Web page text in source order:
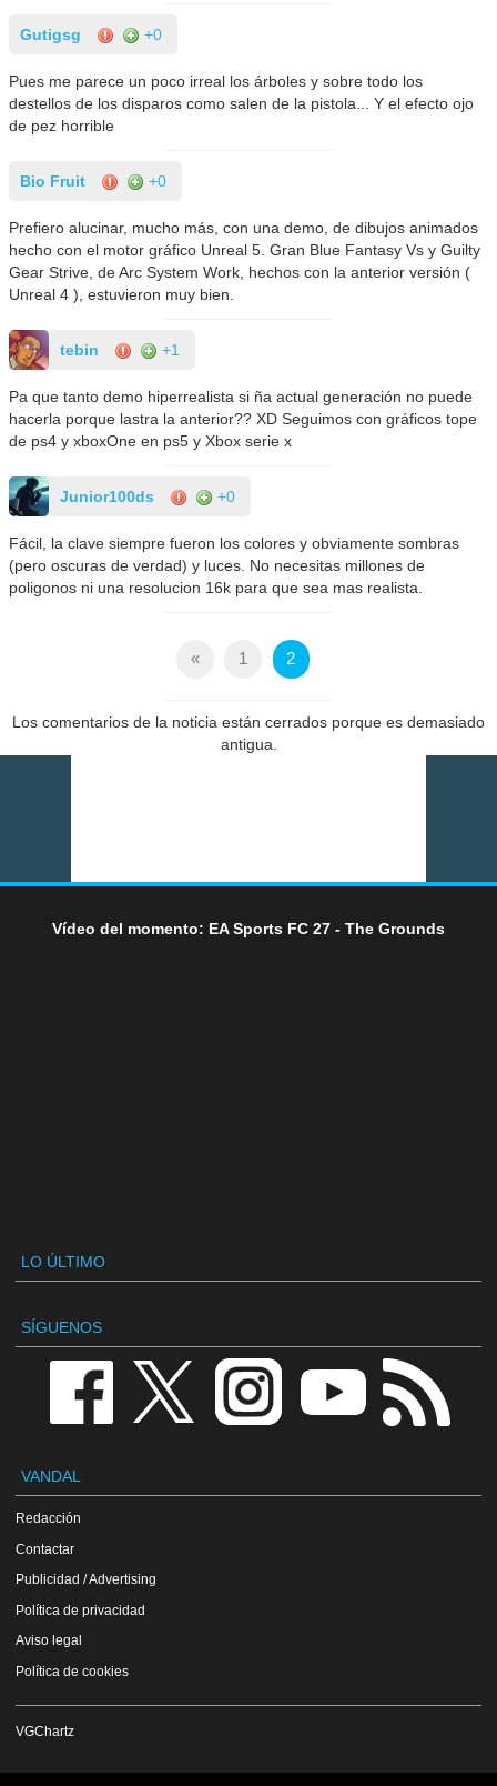
Gutigsg +0
Pues me parece un poco irreal los árboles y sobre todo los
destellos de los disparos como salen de la pistola... Y el efecto ojo
de pez horrible
Bio Fruit +0
Prefiero alucinar, mucho más, con una demo, de dibujos animados
hecho con el motor gráfico Unreal 5. Gran Blue Fantasy Vs y Guilty
Gear Strive, de Arc System Work, hechos con la anterior versión (
Unreal 4 ), estuvieron muy bien.
tebin +1
Pa que tanto demo hiperrealista si ña actual generación no puede
hacerla porque lastra la anterior?? XD Seguimos con gráficos tope
de ps4 y xboxOne en ps5 y Xbox serie x
Junior100ds +0
Fácil, la clave siempre fueron los colores y obviamente sombras
(pero oscuras de verdad) y luces. No necesitas millones de
poligonos ni una resolucion 16k para que sea mas realista.
« 1 2
Los comentarios de la noticia están cerrados porque es demasiado
antigua.
Vídeo del momento: EA Sports FC 27 - The Grounds
LO ÚLTIMO
SÍGUENOS
VANDAL
Redacción
Contactar
Publicidad / Advertising
Política de privacidad
Aviso legal
Política de cookies
VGChartz